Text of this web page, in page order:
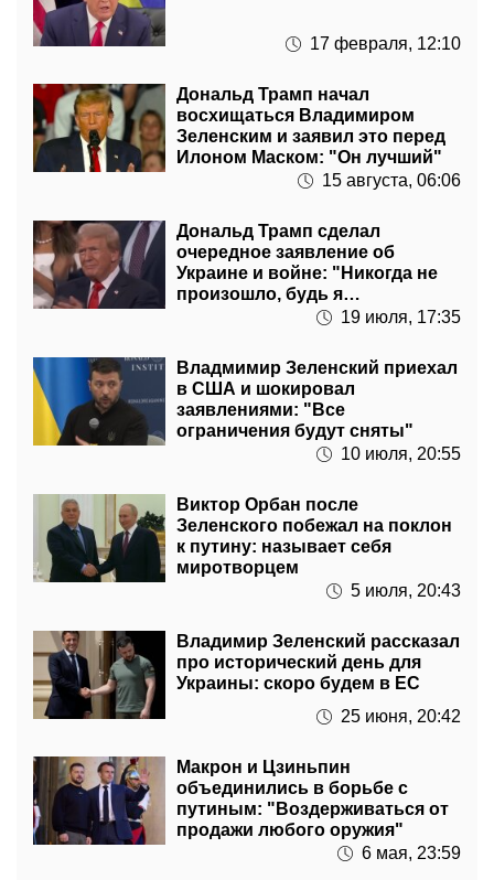
17 февраля, 12:10
Дональд Трамп начал
восхищаться Владимиром
Зеленским и заявил это перед
Илоном Маском: "Он лучший"
15 августа, 06:06
Дональд Трамп сделал
очередное заявление об
Украине и войне: "Никогда не
произошло, будь я
19 июля, 17:35
Владмимир Зеленский приехал
в США и шокировал
заявлениями: "Все
ограничения будут сняты"
10 июля, 20:55
Виктор Орбан после
Зеленского побежал на поклон
к путину: называет себя
миротворцем
5 июля, 20:43
Владимир Зеленский рассказал
про исторический день для
Украины: скоро будем в ЕС
25 июня, 20:42
Макрон и Цзиньпин
объединились в борьбе с
путиным: "Воздерживаться от
продажи любого оружия"
6 мая, 23:59